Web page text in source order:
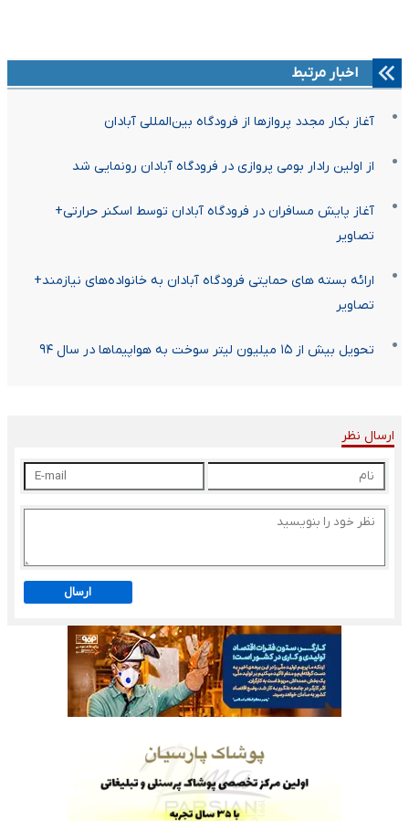
اخبار مرتبط
آغاز بکار مجدد پروازها از فرودگاه بین‌المللی آبادان
از اولین رادار بومی پروازی در فرودگاه آبادان رونمایی شد
آغاز پایش مسافران در فرودگاه آبادان توسط اسکنر حرارتی+
تصاویر
ارائه بسته های حمایتی فرودگاه آبادان به خانواده‌های نیازمند+
تصاویر
تحویل بیش از ۱۵ میلیون لیتر سوخت به هواپیماها در سال ۹۴
ارسال نظر
ارسال